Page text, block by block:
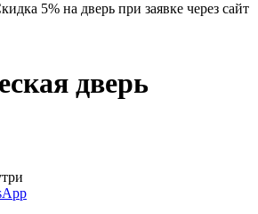
5% на дверь при заявке через сайт
дверь